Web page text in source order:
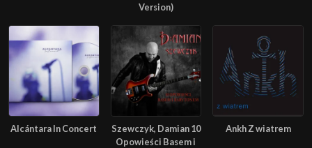
Version)
Alcántara In Concert
Szewczyk, Damian 10
Opowieści Basem i
Ankh Z wiatrem